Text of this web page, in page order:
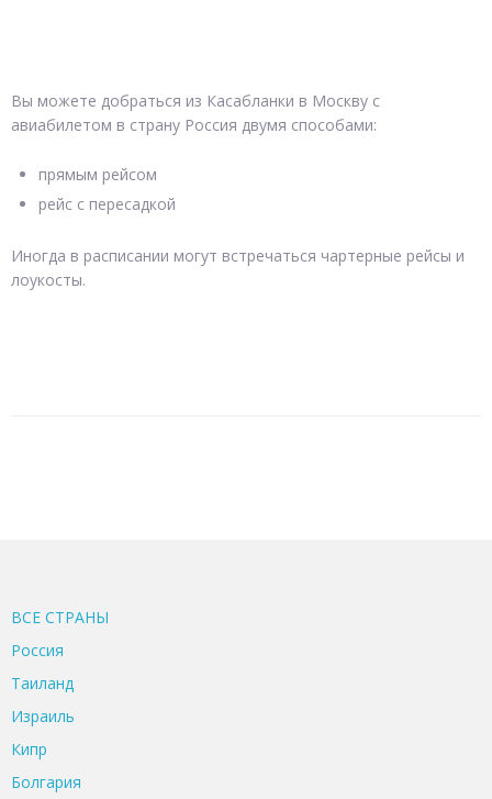
Вы можете добраться из Касабланки в Москву с
авиабилетом в страну Россия двумя способами:
прямым рейсом
рейс с пересадкой
Иногда в расписании могут встречаться чартерные рейсы и
лоукосты.
ВСЕ CТРАНЫ
Россия
Таиланд
Израиль
Кипр
Болгария